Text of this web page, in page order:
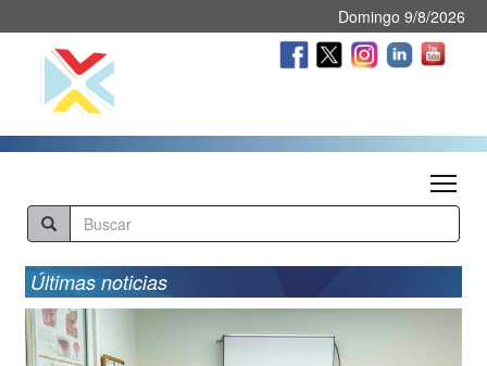
Domingo 9/8/2026
Últimas noticias